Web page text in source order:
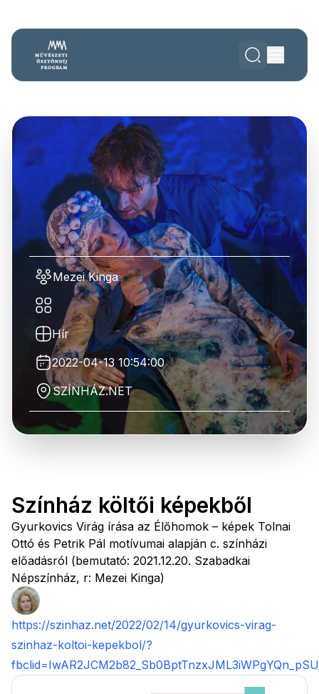
Mezei Kinga
Hír
2022-04-13 10:54:00
SZÍNHÁZ.NET
Színház költői képekből
Gyurkovics Virág írása az Élőhomok – képek Tolnai
Ottó és Petrik Pál motívumai alapján c. színházi
előadásról (bemutató: 2021.12.20. Szabadkai
Népszínház, r: Mezei Kinga)
https://szinhaz.net/2022/02/14/gyurkovics-virag-
szinhaz-koltoi-kepekbol/?